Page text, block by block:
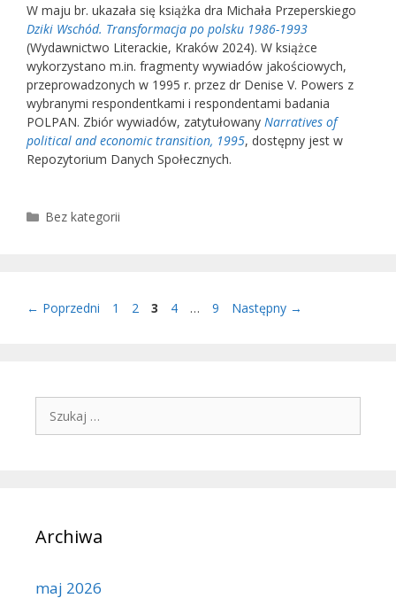
W maju br. ukazała się książka dra Michała Przeperskiego
Dziki Wschód. Transformacja po polsku 1986-1993
(Wydawnictwo Literackie, Kraków 2024). W książce
wykorzystano m.in. fragmenty wywiadów jakościowych,
przeprowadzonych w 1995 r. przez dr Denise V. Powers z
wybranymi respondentkami i respondentami badania
POLPAN. Zbiór wywiadów, zatytułowany Narratives of
political and economic transition, 1995, dostępny jest w
Repozytorium Danych Społecznych.
Kategorie
Bez kategorii
← Poprzedni Strona
1 Strona
2 Strona
3 Strona
4 … Strona
9 Następny →
Szukaj:
Archiwa
maj 2026